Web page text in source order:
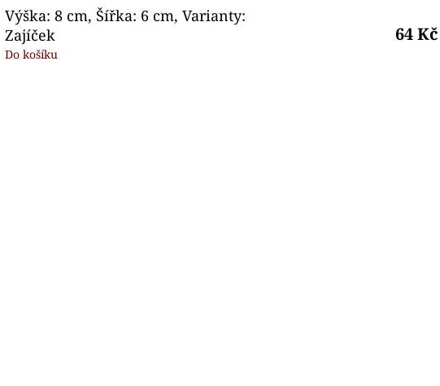
Výška: 8 cm, Šířka: 6 cm, Varianty:
Zajíček
Do košíku
64 Kč